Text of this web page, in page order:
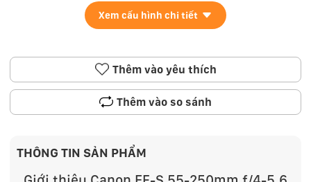
Xem cấu hình chi tiết
Thêm vào yêu thích
Thêm vào so sánh
THÔNG TIN SẢN PHẨM